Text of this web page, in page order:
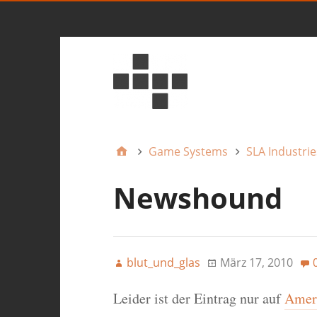
Game Systems SLA
Newshound
blut_und_glas März 17, 2010
Leider ist der Eintrag nur auf